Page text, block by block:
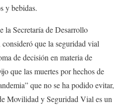
y bebidas.
la Secretaría de Desarrollo
que la seguridad vial
de decisión en materia de
que las muertes por hechos de
que no se ha podido evitar,
Movilidad y Seguridad Vial es un